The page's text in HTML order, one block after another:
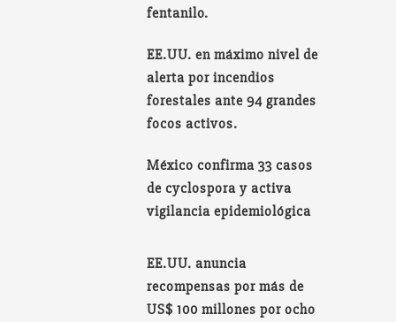
fentanilo.
EE.UU. en máximo nivel de
alerta por incendios
forestales ante 94 grandes
focos activos.
México confirma 33 casos
de cyclospora y activa
vigilancia epidemiológica
EE.UU. anuncia
recompensas por más de
US$ 100 millones por ocho